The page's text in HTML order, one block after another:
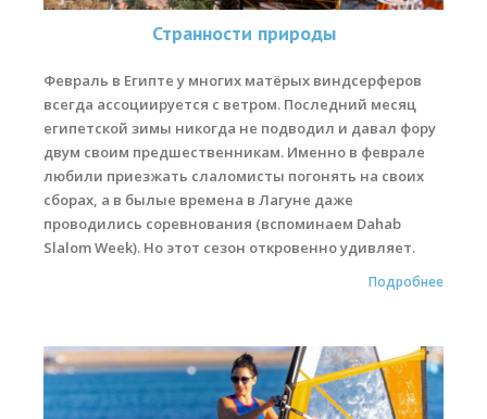
Странности природы
Февраль в Египте у многих матёрых виндсерферов
всегда ассоциируется с ветром. Последний месяц
египетской зимы никогда не подводил и давал фору
двум своим предшественникам. Именно в феврале
любили приезжать слаломисты погонять на своих
сборах, а в былые времена в Лагуне даже
проводились соревнования (вспоминаем Dahab
Slalom Week). Но этот сезон откровенно удивляет.
Подробнее